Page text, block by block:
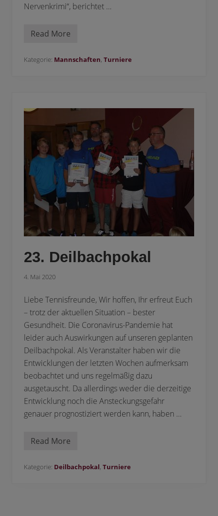
Nervenkrimi“, berichtet …
S
g
W
h
a
e
n
u
e
2
2
1
2
2
Read More
Kategorie: Mannschaften, Turniere
23. Deilbach­pokal
4. Mai 2020
Liebe Tennisfreunde, Wir hoffen, Ihr erfreut Euch
– trotz der aktuellen Situation – bester
Gesundheit. Die Coronavirus-Pandemie hat
leider auch Auswirkungen auf unseren geplanten
Deilbachpokal. Als Veranstalter haben wir die
Entwicklungen der letzten Wochen aufmerksam
beobachtet und uns regelmäßig dazu
ausgetauscht. Da allerdings weder die derzeitige
Entwicklung noch die Ansteckungsgefahr
genauer prognostiziert werden kann, haben …
2
D
Read More
Kategorie: Deilbach­pokal, Turniere